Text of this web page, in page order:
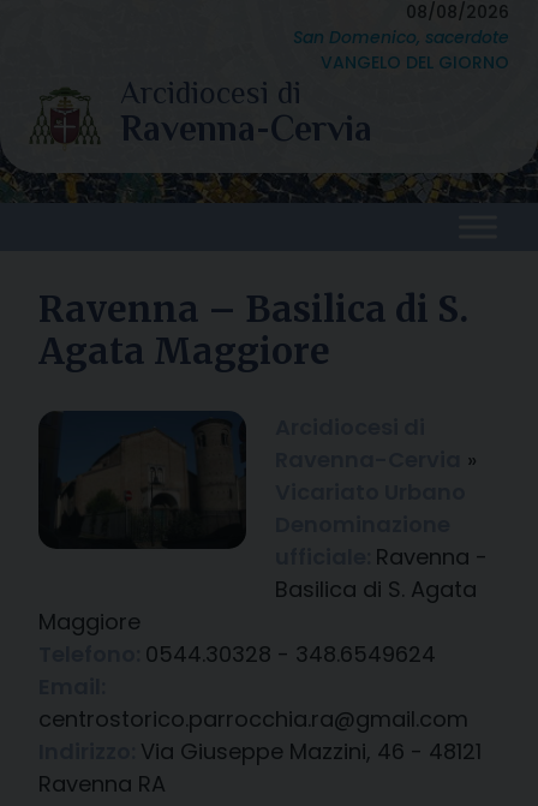
content
08/08/2026
San Domenico, sacerdote
VANGELO DEL GIORNO
Ravenna – Basilica di S.
Agata Maggiore
»
Ravenna -
Basilica di S. Agata
Maggiore
0544.30328 - 348.6549624
centrostorico.parrocchia.ra@gmail.com
Via Giuseppe Mazzini, 46 - 48121
Ravenna RA